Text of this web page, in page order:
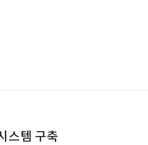
스템 구축